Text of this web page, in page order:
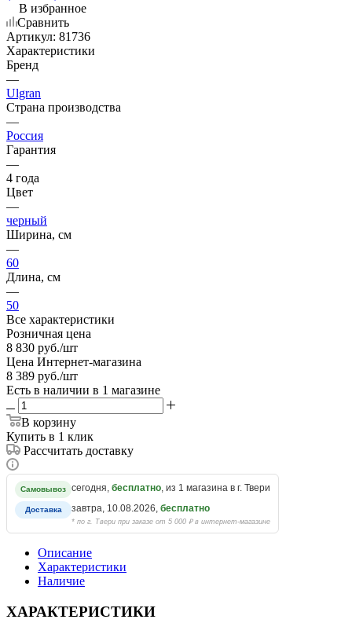
В избранное
Сравнить
Артикул: 81736
Характеристики
Бренд
—
Ulgran
Страна производства
—
Россия
Гарантия
—
4 года
Цвет
—
черный
Ширина, см
—
60
Длина, см
—
50
Все характеристики
Розничная цена
8 830 руб./шт
Цена Интернет-магазина
8 389 руб./шт
Есть в наличии в 1 магазине
В корзину
Купить в 1 клик
Рассчитать доставку
Самовывоз сегодня, бесплатно, из 1 магазина в г. Твери
Доставка завтра, 10.08.2026, бесплатно
* по г. Твери при заказе от 5 000 ₽ в интернет-магазине
Описание
Характеристики
Наличие
ХАРАКТЕРИСТИКИ